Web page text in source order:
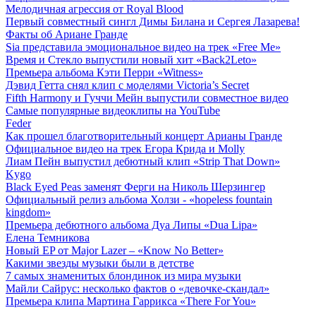
Мелодичная агрессия от Royal Blood
Первый совместный сингл Димы Билана и Сергея Лазарева!
Факты об Ариане Гранде
Sia представила эмоциональное видео на трек «Free Me»
Время и Стекло выпустили новый хит «Back2Leto»
Премьера альбома Кэти Перри «Witness»
Дэвид Гетта снял клип с моделями Victoria’s Secret
Fifth Harmony и Гуччи Мейн выпустили совместное видео
Самые популярные видеоклипы на YouTube
Feder
Как прошел благотворительный концерт Арианы Гранде
Официальное видео на трек Егора Крида и Molly
Лиам Пейн выпустил дебютный клип «Strip That Down»
Kygo
Black Eyed Peas заменят Ферги на Николь Шерзингер
Официальный релиз альбома Холзи - «hopeless fountain
kingdom»
Премьера дебютного альбома Дуа Липы «Dua Lipa»
Елена Темникова
Новый EP от Major Lazer – «Know No Better»
Какими звезды музыки были в детстве
7 самых знаменитых блондинок из мира музыки
Майли Сайрус: несколько фактов о «девочке-скандал»
Премьера клипа Мартина Гаррикса «There For You»